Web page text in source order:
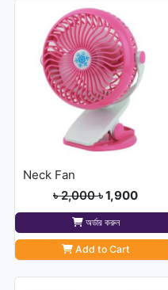
Neck Fan
৳ 2,000৳ 1,900
অর্ডার করুন
Add to Cart